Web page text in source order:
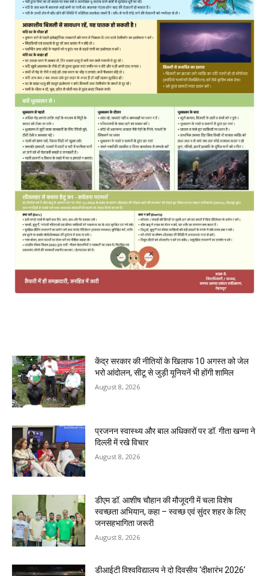
केंद्र सरकार की नीतियों के खिलाफ 10 अगस्त को जेल
भरो आंदोलन, सीटू से जुड़ी यूनियनें भी होंगी शामिल
August 8, 2026
प्रजनन स्वास्थ्य और बाल अधिकारों पर डॉ. गीता खन्ना ने
दिल्ली में रखे विचार
August 8, 2026
डीएम डॉ. आशीष चौहान की मौजूदगी में चला विशेष
स्वच्छता अभियान, कहा – स्वच्छ एवं सुंदर शहर के लिए
जनसहभागिता जरूरी
August 8, 2026
डीआईटी विश्वविद्यालय ने दो दिवसीय ‘दीक्षारंभ 2026’